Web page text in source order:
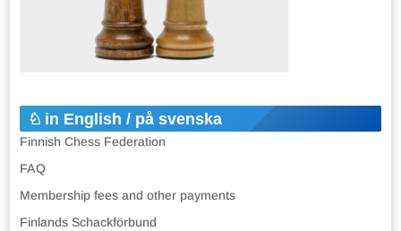
in English / på svenska
Finnish Chess Federation
FAQ
Membership fees and other payments
Finlands Schackförbund